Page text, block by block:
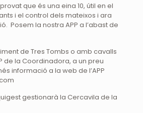
que és una eina 10, útil en el
i el control dels mateixos i ara
Posem la nostra APP a l’abast de
de Tres Tombs o amb cavalls
de la Coordinadora, a un preu
informació a la web de l’APP
gestionarà la Cercavila de la